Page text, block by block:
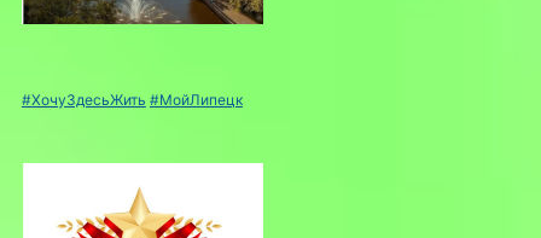
#ХочуЗдесьЖить #МойЛипецк